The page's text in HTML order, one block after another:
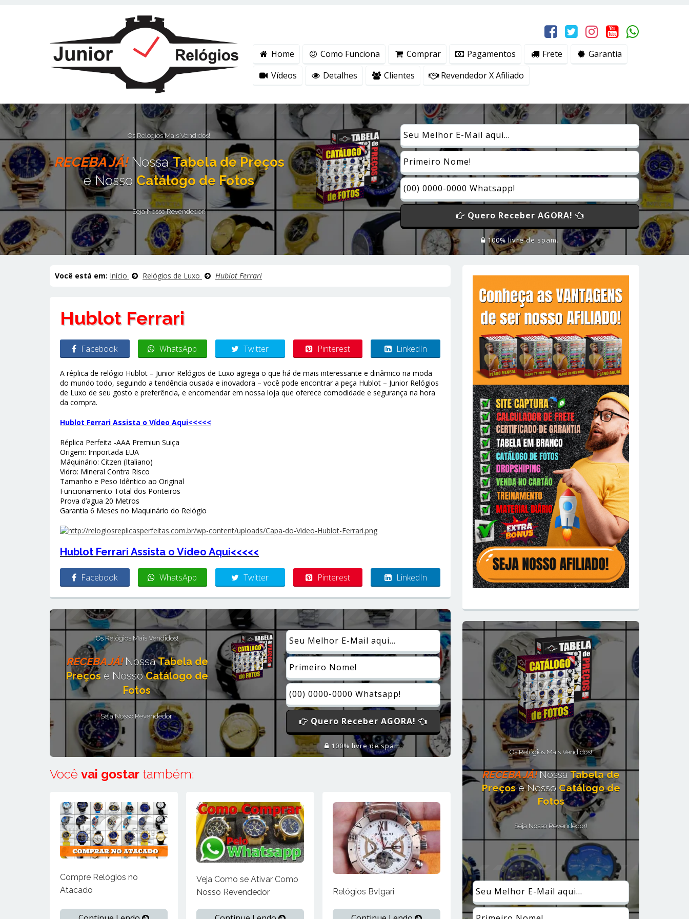
Home Como Funciona Comprar Pagamentos Frete
Garantia
Vídeos
Detalhes Clientes Revendedor X Afiliado
Os Relógios Mais Vendidos!
RECEBA JÁ!NossaTabela de Preços
e Nosso Catálogo de Fotos
Seja Nosso Revendedor! Quero Receber AGORA!
100% livre de spam.
Você está em: Início Relógios de Luxo Hublot Ferrari
Hublot Ferrari
Facebook WhatsApp Twitter Pinterest LinkedIn
A réplica de relógio Hublot – Junior Relógios de Luxo agrega o que há de mais interessante e dinâmico na moda
do mundo todo, seguindo a tendência ousada e inovadora – você pode encontrar a peça Hublot – Junior Relógios
de Luxo de seu gosto e preferência, e encomendar em nossa loja que oferece comodidade e segurança na hora
da compra.
Hublot Ferrari Assista o Vídeo Aqui<<<<<
Réplica Perfeita -AAA Premiun Suiça
Origem: Importada EUA
Máquinário: Citzen (Italiano)
Vidro: Mineral Contra Risco
Tamanho e Peso Idêntico ao Original
Funcionamento Total dos Ponteiros
Prova d’agua 20 Metros
Garantia 6 Meses no Maquinário do Relógio
Hublot Ferrari Assista o Vídeo Aqui<<<<<
Facebook WhatsApp Twitter Pinterest LinkedIn
Os Relógios Mais Vendidos!
RECEBA JÁ!NossaTabela de
Preços e NossoCatálogo de
Fotos
Seja Nosso Revendedor! Quero Receber AGORA!
100% livre de spam.
Você vai gostar também:
Compre Relógios no
Atacado
Veja Como se Ativar Como
Nosso Revendedor
Relógios Bvlgari
Os Relógios Mais Vendidos!
RECEBA JÁ!NossaTabela de
Preçose Nosso Catálogo de
Fotos
Seja Nosso Revendedor!
fornecer conteúdo de terceiros. Leia mais emPolítica de Cookies e Privacidade